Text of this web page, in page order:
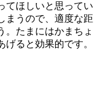
てほしいと思ってい
まうので、適度な距
。たまにはかまちょ
ると効果的です。